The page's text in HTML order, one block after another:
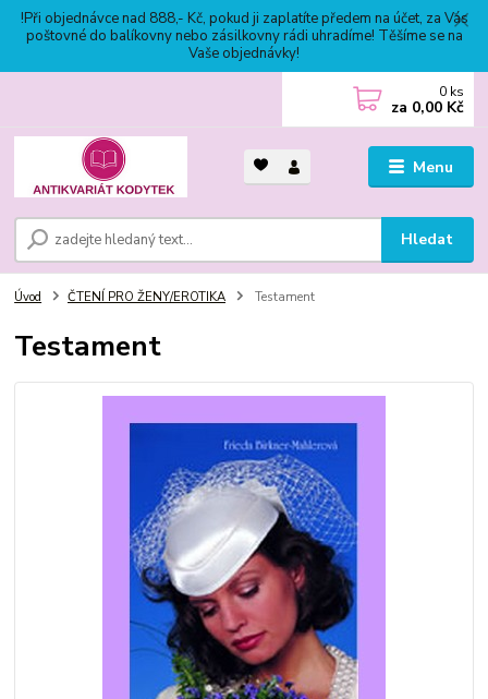
!Při objednávce nad 888,- Kč, pokud ji zaplatíte předem na účet, za Vás
poštovné do balíkovny nebo zásilkovny rádi uhradíme! Těšíme se na
Vaše objednávky!
Menu
Hledat
0 ks
za 0,00 Kč
Úvod ČTENÍ PRO ŽENY/EROTIKA Testament
Testament